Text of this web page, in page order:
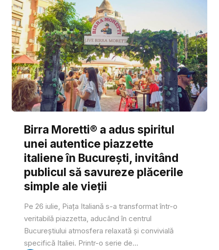
Birra Moretti® a adus spiritul
unei autentice piazzette
italiene în București, invitând
publicul să savureze plăcerile
simple ale vieții
Pe 26 iulie, Piața Italiană s-a transformat într-o
veritabilă piazzetta, aducând în centrul
Bucureștiului atmosfera relaxată și convivială
specifică Italiei. Printr-o serie de...